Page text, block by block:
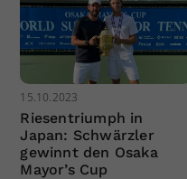
15.10.2023
Riesentriumph in
Japan: Schwärzler
gewinnt den Osaka
Mayor’s Cup